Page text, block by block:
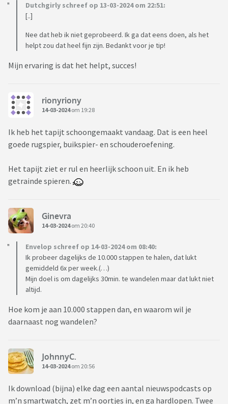
Dutchgirly schreef op 13-03-2024 om 22:51:
[..]
Nee dat heb ik niet geprobeerd. Ik ga dat eens doen, als het
helpt zou dat heel fijn zijn. Bedankt voor je tip!
Mijn ervaring is dat het helpt, succes!
rionyriony
14-03-2024om 19:28
Ik heb het tapijt schoongemaakt vandaag. Dat is een heel
goede rugspier, buikspier- en schouderoefening.
Het tapijt ziet er rul en heerlijk schoon uit. En ik heb
getrainde spieren.
Ginevra
14-03-2024om 20:40
Envelop schreef op 14-03-2024 om 08:40:
Ik probeer dagelijks de 10.000 stappen te halen, dat lukt
gemiddeld 6x per week.(…)
Mijn doel is om dagelijks 30min. te wandelen maar dat lukt niet
altijd.
Hoe kom je aan 10.000 stappen dan, en waarom wil je
daarnaast nog wandelen?
JohnnyC.
14-03-2024om 20:56
Ik download (bijna) elke dag een aantal nieuwspodcasts op
m’n smartwatch, zet m’n oortjes in, en ga hardlopen. Twee